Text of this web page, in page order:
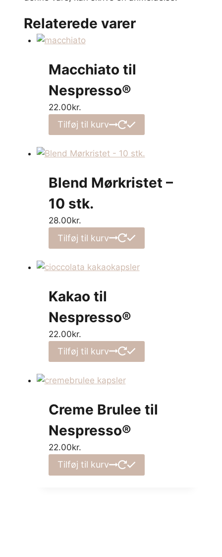
Relaterede varer
Macchiato til
Nespresso®
22.00kr.
Tilføj til kurv
Blend Mørkristet –
10 stk.
28.00kr.
Tilføj til kurv
Kakao til
Nespresso®
22.00kr.
Tilføj til kurv
Creme Brulee til
Nespresso®
22.00kr.
Tilføj til kurv